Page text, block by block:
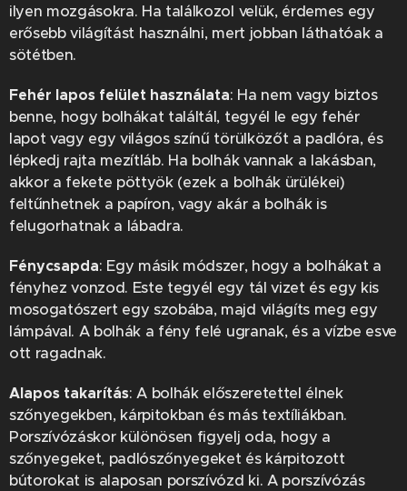
ilyen mozgásokra. Ha találkozol velük, érdemes egy
erősebb világítást használni, mert jobban láthatóak a
sötétben.
Fehér lapos felület használata: Ha nem vagy biztos
benne, hogy bolhákat találtál, tegyél le egy fehér
lapot vagy egy világos színű törülközőt a padlóra, és
lépkedj rajta mezítláb. Ha bolhák vannak a lakásban,
akkor a fekete pöttyök (ezek a bolhák ürülékei)
feltűnhetnek a papíron, vagy akár a bolhák is
felugorhatnak a lábadra.
Fénycsapda: Egy másik módszer, hogy a bolhákat a
fényhez vonzod. Este tegyél egy tál vizet és egy kis
mosogatószert egy szobába, majd világíts meg egy
lámpával. A bolhák a fény felé ugranak, és a vízbe esve
ott ragadnak.
Alapos takarítás: A bolhák előszeretettel élnek
szőnyegekben, kárpitokban és más textíliákban.
Porszívózáskor különösen figyelj oda, hogy a
szőnyegeket, padlószőnyegeket és kárpitozott
bútorokat is alaposan porszívózd ki. A porszívózás